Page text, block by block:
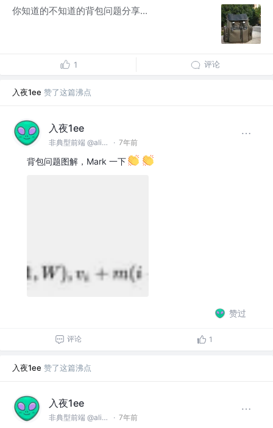
你知道的不知道的背包问题分享...
1 评论
入夜1ee 赞了这篇沸点
入夜1ee
非典型前端 @alibaba · 7年前
背包问题图解，Mark 一下
赞过
评论 1
入夜1ee 赞了这篇沸点
入夜1ee
非典型前端 @alibaba · 7年前